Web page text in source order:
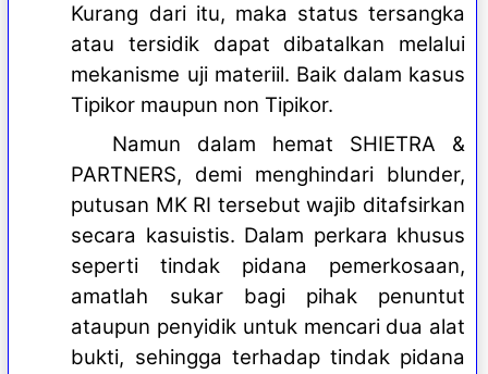
Kurang dari itu, maka status tersangka
atau tersidik dapat dibatalkan melalui
mekanisme uji materiil. Baik dalam kasus
Tipikor maupun non Tipikor.
Namun dalam hemat SHIETRA &
PARTNERS, demi menghindari blunder,
putusan MK RI tersebut wajib ditafsirkan
secara kasuistis. Dalam perkara khusus
seperti tindak pidana pemerkosaan,
amatlah sukar bagi pihak penuntut
ataupun penyidik untuk mencari dua alat
bukti, sehingga terhadap tindak pidana